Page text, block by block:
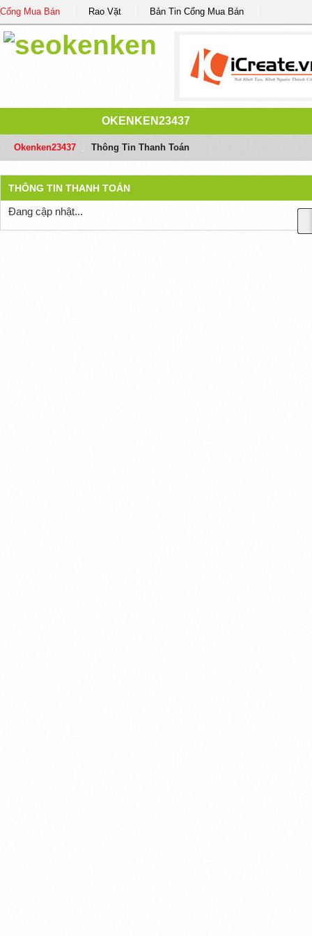
Cổng Mua Bán Rao Vặt Bản Tin Cổng Mua Bán
OKENKEN23437
Okenken23437 Thông Tin Thanh Toán
THÔNG TIN THANH TOÁN
Đang cập nhật...